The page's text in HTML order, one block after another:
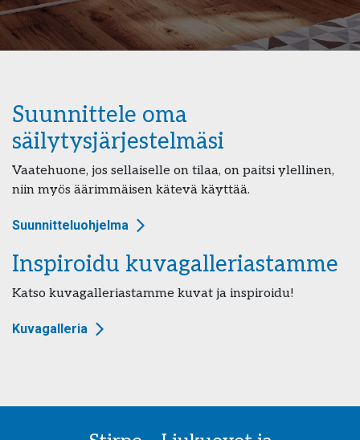
Suunnittele oma
säilytysjärjestelmäsi
Vaatehuone, jos sellaiselle on tilaa, on paitsi ylellinen,
niin myös äärimmäisen kätevä käyttää.
Suunnitteluohjelma
Inspiroidu kuvagalleriastamme
Katso kuvagalleriastamme kuvat ja inspiroidu!
Kuvagalleria